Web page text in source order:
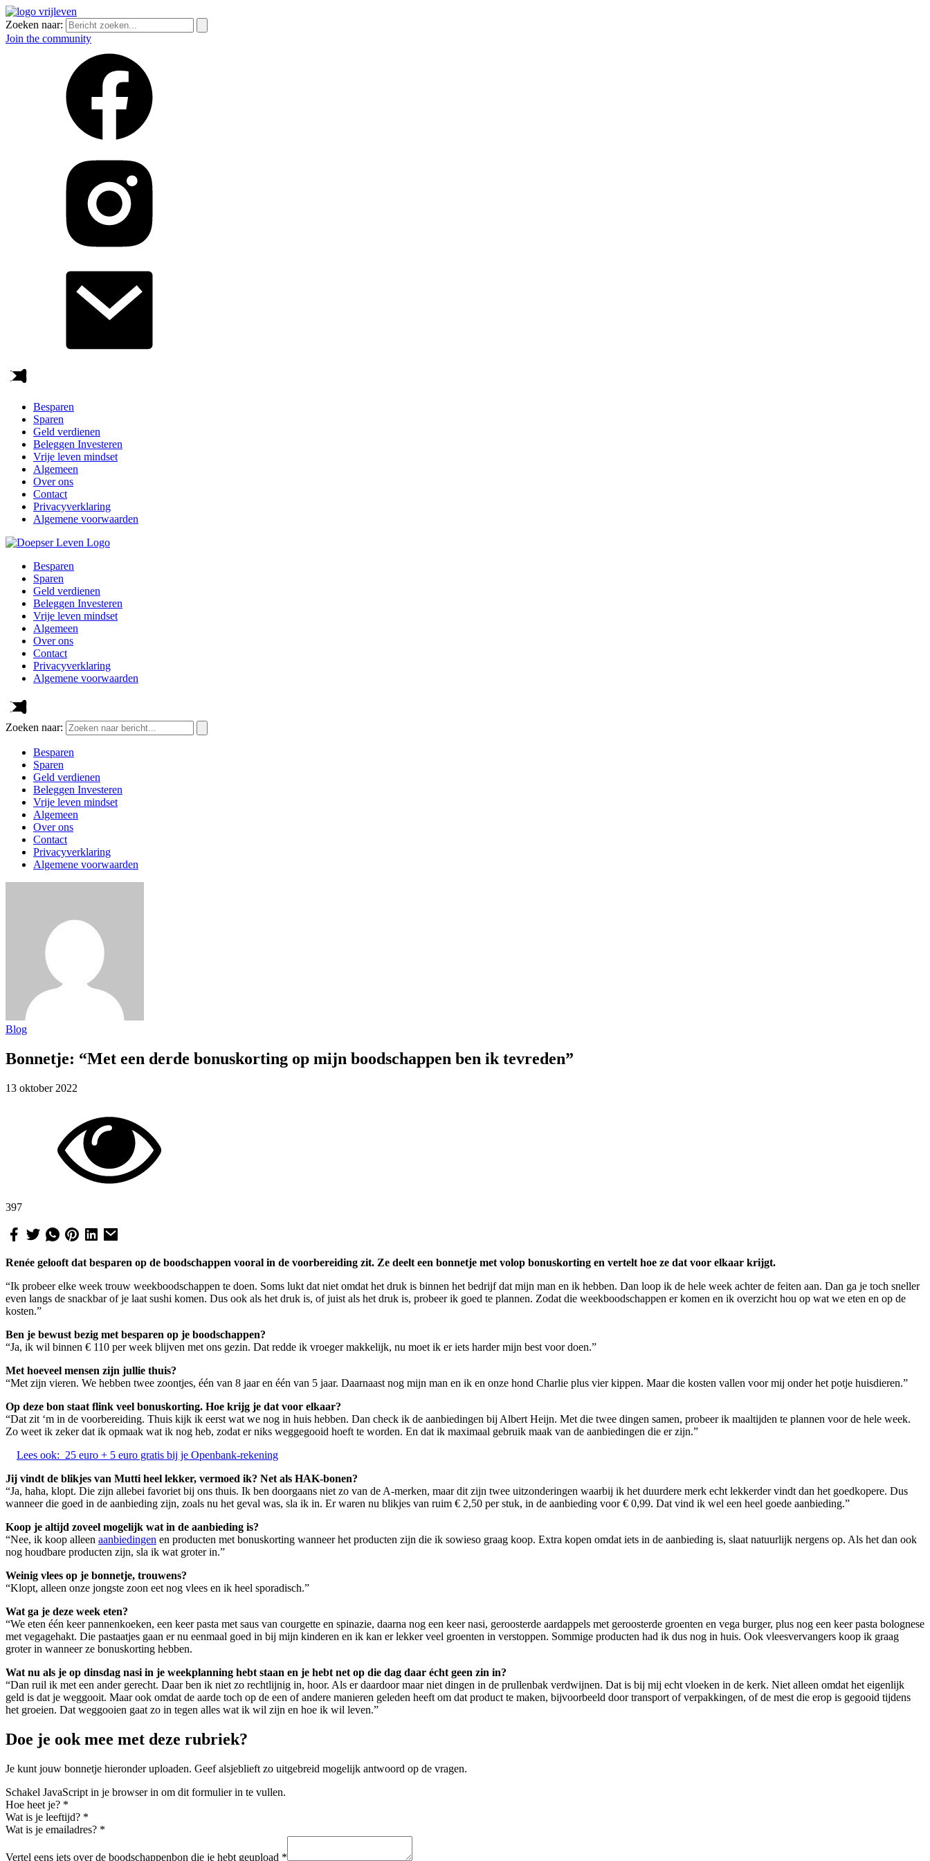
Zoeken naar:
Join the community
Besparen
Sparen
Geld verdienen
Beleggen Investeren
Vrije leven mindset
Algemeen
Over ons
Contact
Privacyverklaring
Algemene voorwaarden
Besparen
Sparen
Geld verdienen
Beleggen Investeren
Vrije leven mindset
Algemeen
Over ons
Contact
Privacyverklaring
Algemene voorwaarden
Zoeken naar:
Besparen
Sparen
Geld verdienen
Beleggen Investeren
Vrije leven mindset
Algemeen
Over ons
Contact
Privacyverklaring
Algemene voorwaarden
Blog
Bonnetje: “Met een derde bonuskorting op mijn boodschappen ben ik tevreden”
13 oktober 2022
397
Renée gelooft dat besparen op de boodschappen vooral in de voorbereiding zit. Ze deelt een bonnetje met volop bonuskorting en vertelt hoe ze dat voor elkaar krijgt.
“Ik probeer elke week trouw weekboodschappen te doen. Soms lukt dat niet omdat het druk is binnen het bedrijf dat mijn man en ik hebben. Dan loop ik de hele week achter de feiten aan. Dan ga je toch sneller
even langs de snackbar of je laat sushi komen. Dus ook als het druk is, of juist als het druk is, probeer ik goed te plannen. Zodat die weekboodschappen er komen en ik overzicht hou op wat we eten en op de
kosten.”
Ben je bewust bezig met besparen op je boodschappen?
“Ja, ik wil binnen € 110 per week blijven met ons gezin. Dat redde ik vroeger makkelijk, nu moet ik er iets harder mijn best voor doen.”
Met hoeveel mensen zijn jullie thuis?
“Met zijn vieren. We hebben twee zoontjes, één van 8 jaar en één van 5 jaar. Daarnaast nog mijn man en ik en onze hond Charlie plus vier kippen. Maar die kosten vallen voor mij onder het potje huisdieren.”
Op deze bon staat flink veel bonuskorting. Hoe krijg je dat voor elkaar?
“Dat zit ‘m in de voorbereiding. Thuis kijk ik eerst wat we nog in huis hebben. Dan check ik de aanbiedingen bij Albert Heijn. Met die twee dingen samen, probeer ik maaltijden te plannen voor de hele week.
Zo weet ik zeker dat ik opmaak wat ik nog heb, zodat er niks weggegooid hoeft te worden. En dat ik maximaal gebruik maak van de aanbiedingen die er zijn.”
Lees ook: 25 euro + 5 euro gratis bij je Openbank-rekening
Jij vindt de blikjes van Mutti heel lekker, vermoed ik? Net als HAK-bonen?
“Ja, haha, klopt. Die zijn allebei favoriet bij ons thuis. Ik ben doorgaans niet zo van de A-merken, maar dit zijn twee uitzonderingen waarbij ik het duurdere merk echt lekkerder vindt dan het goedkopere. Dus
wanneer die goed in de aanbieding zijn, zoals nu het geval was, sla ik in. Er waren nu blikjes van ruim € 2,50 per stuk, in de aanbieding voor € 0,99. Dat vind ik wel een heel goede aanbieding.”
Koop je altijd zoveel mogelijk wat in de aanbieding is?
“Nee, ik koop alleen aanbiedingen en producten met bonuskorting wanneer het producten zijn die ik sowieso graag koop. Extra kopen omdat iets in de aanbieding is, slaat natuurlijk nergens op. Als het dan ook
nog houdbare producten zijn, sla ik wat groter in.”
Weinig vlees op je bonnetje, trouwens?
“Klopt, alleen onze jongste zoon eet nog vlees en ik heel sporadisch.”
Wat ga je deze week eten?
“We eten één keer pannenkoeken, een keer pasta met saus van courgette en spinazie, daarna nog een keer nasi, geroosterde aardappels met geroosterde groenten en vega burger, plus nog een keer pasta bolognese
met vegagehakt. Die pastaatjes gaan er nu eenmaal goed in bij mijn kinderen en ik kan er lekker veel groenten in verstoppen. Sommige producten had ik dus nog in huis. Ook vleesvervangers koop ik graag
groter in wanneer ze bonuskorting hebben.
Wat nu als je op dinsdag nasi in je weekplanning hebt staan en je hebt net op die dag daar écht geen zin in?
“Dan ruil ik met een ander gerecht. Daar ben ik niet zo rechtlijnig in, hoor. Als er daardoor maar niet dingen in de prullenbak verdwijnen. Dat is bij mij echt vloeken in de kerk. Niet alleen omdat het eigenlijk
geld is dat je weggooit. Maar ook omdat de aarde toch op de een of andere manieren geleden heeft om dat product te maken, bijvoorbeeld door transport of verpakkingen, of de mest die erop is gegooid tijdens
het groeien. Dat weggooien gaat zo in tegen alles wat ik wil zijn en hoe ik wil leven.”
Doe je ook mee met deze rubriek?
Je kunt jouw bonnetje hieronder uploaden. Geef alsjeblieft zo uitgebreid mogelijk antwoord op de vragen.
Schakel JavaScript in je browser in om dit formulier in te vullen.
Hoe heet je? *
Wat is je leeftijd? *
Wat is je emailadres? *
Vertel eens iets over de boodschappenbon die je hebt geupload *